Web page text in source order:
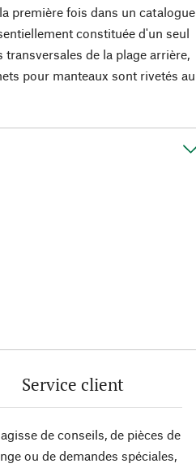
première fois dans un catalogue
constituée d'un seul
de la plage arrière,
pour manteaux sont rivetés au
Service client
de conseils, de pièces de
ou de demandes spéciales,